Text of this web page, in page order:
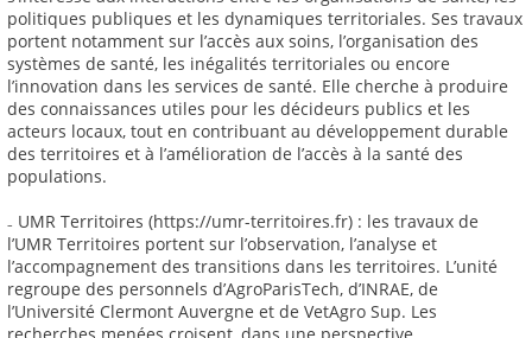
politiques publiques et les dynamiques territoriales. Ses travaux
portent notamment sur l’accès aux soins, l’organisation des
systèmes de santé, les inégalités territoriales ou encore
l’innovation dans les services de santé. Elle cherche à produire
des connaissances utiles pour les décideurs publics et les
acteurs locaux, tout en contribuant au développement durable
des territoires et à l’amélioration de l’accès à la santé des
populations.
₋ UMR Territoires (https://umr-territoires.fr) : les travaux de
l’UMR Territoires portent sur l’observation, l’analyse et
l’accompagnement des transitions dans les territoires. L’unité
regroupe des personnels d’AgroParisTech, d’INRAE, de
l’Université Clermont Auvergne et de VetAgro Sup. Les